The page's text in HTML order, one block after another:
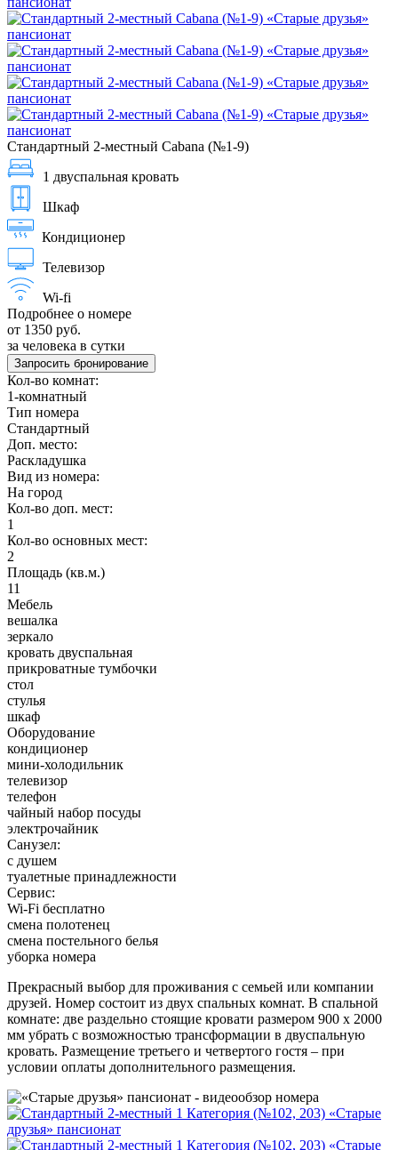
Стандартный 2-местный Cabana (№1-9)
1 двуспальная кровать
Шкаф
Кондиционер
Телевизор
Wi-fi
Подробнее о номере
от 1350 руб.
за человека в сутки
Запросить бронирование
Кол-во комнат:
1-комнатный
Тип номера
Стандартный
Доп. место:
Раскладушка
Вид из номера:
На город
Кол-во доп. мест:
1
Кол-во основных мест:
2
Площадь (кв.м.)
11
Мебель
вешалка
зеркало
кровать двуспальная
прикроватные тумбочки
стол
стулья
шкаф
Оборудование
кондиционер
мини-холодильник
телевизор
телефон
чайный набор посуды
электрочайник
Санузел:
с душем
туалетные принадлежности
Сервис:
Wi-Fi бесплатно
смена полотенец
смена постельного белья
уборка номера
Прекрасный выбор для проживания с семьей или компании
друзей. Номер состоит из двух спальных комнат. В спальной
комнате: две раздельно стоящие кровати размером 900 х 2000
мм убрать с возможностью трансформации в двуспальную
кровать. Размещение третьего и четвертого гостя – при
условии оплаты дополнительного размещения.